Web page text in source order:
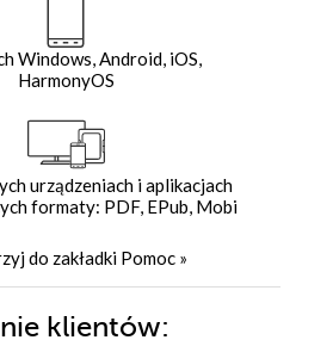
Windows, Android, iOS,
HarmonyOS
urządzeniach i aplikacjach
formaty: PDF, EPub, Mobi
do zakładki Pomoc »
klientów: